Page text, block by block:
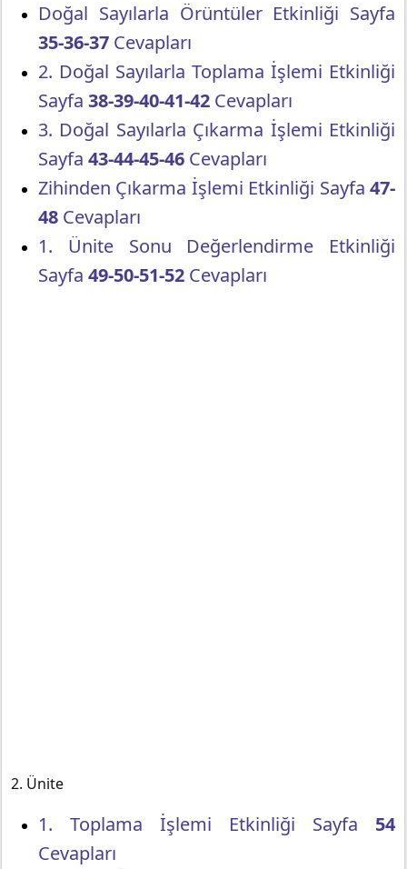
Doğal Sayılarla Örüntüler Etkinliği Sayfa
35-36-37 Cevapları
2. Doğal Sayılarla Toplama İşlemi Etkinliği
Sayfa 38-39-40-41-42 Cevapları
3. Doğal Sayılarla Çıkarma İşlemi Etkinliği
Sayfa 43-44-45-46 Cevapları
Zihinden Çıkarma İşlemi Etkinliği Sayfa 47-
48 Cevapları
1. Ünite Sonu Değerlendirme Etkinliği
Sayfa 49-50-51-52 Cevapları
2. Ünite
1. Toplama İşlemi Etkinliği Sayfa 54
Cevapları